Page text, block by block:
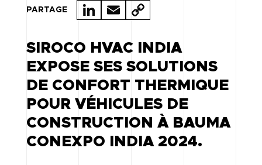
PARTAGE
LI
K
E
D
I
N
E
A
IL
C
P
Y
LI
N
K
SIROCO HVAC INDIA
EXPOSE SES SOLUTIONS
DE CONFORT THERMIQUE
POUR VÉHICULES DE
CONSTRUCTION À BAUMA
CONEXPO INDIA 2024.